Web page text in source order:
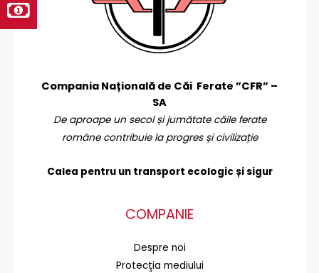
Compania Națională de Căi Ferate ”CFR” –
SA
De aproape un secol și jumătate căile ferate
române contribuie la progres și civilizație
Calea pentru un transport ecologic și sigur
COMPANIE
Despre noi
Protecţia mediului